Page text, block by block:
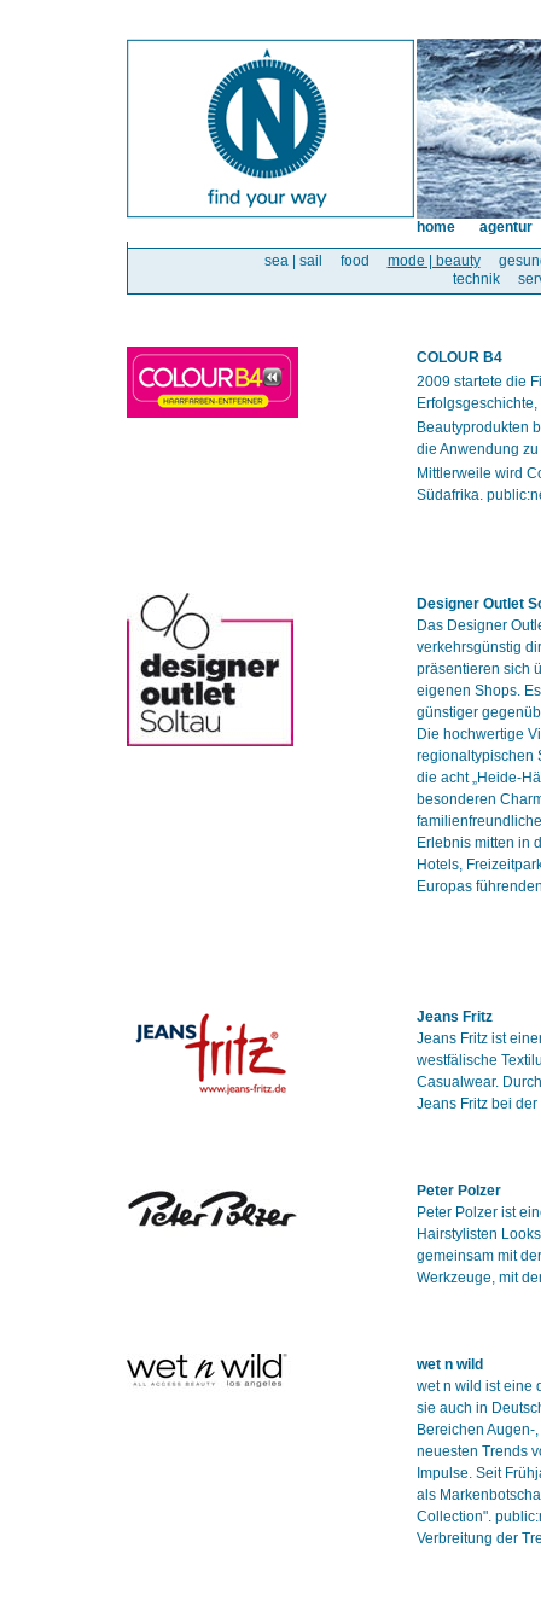
sea | sail food mode | beauty
technik
home agentur
COLOUR B4
2009 startete die
Beautyprodukten
die Anwendung
Mittlerweile wird
Südafrika.
Designer Outlet
Das Designer
verkehrsgünstig
präsentieren sich
eigenen Shops.
günstiger
Die hochwertige
regionaltypischen
die acht „Heide-
besonderen
Erlebnis mitten in
Hotels,
Europas
Jeans Fritz
Jeans Fritz ist
westfälische
Casualwear.
Jeans Fritz bei
Peter Polzer
Peter Polzer ist
Hairstylisten
gemeinsam mit
Werkzeuge, mit
wet n wild
wet n wild ist eine
sie auch in
Bereichen
neuesten Trends
Impulse. Seit
als
Collection".
Verbreitung der